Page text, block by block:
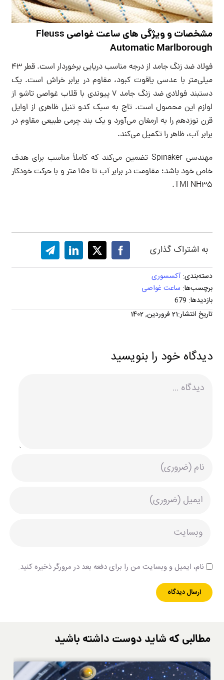
مشخصات و ویژگی های ساعت غواصی Fleuss
Automatic Marlborough
فولاد ضد زنگ جامد از درجه مناسب دریایی برخوردار است. قطر 43
میلی‌متر با عدسی یاقوت کبود، مقاوم در برابر خراش است. یک
دستبند فولادی ضد زنگ جامد 7 پیوندی با قلاب غواصی تاشو از
لوازم این محصول است. تاج به سبک کدو تنبل ظاهری از اوایل
قرن نوزدهم را به ارمغان می‌آورد و یک بند چرمی طبیعی مقاوم در
برابر آب، ظاهر را تکمیل می‌کند.
مهندسی Spinaker تضمین می‌کند که کاملاً مناسب برای هدف
خاص خود باشد؛ مقاومت در برابر آب تا 150 متر و با حرکت خودکار
TMI NH35.
به اشتراک گذاری
دسته‌بندی:آکسسوری
برچسب‌ها: ساعت غواصی
بازدیدها: 679
تاریخ انتشار:21 فروردین, 1402
دیدگاه خود را بنویسید
نام، ایمیل و وبسایت من را برای دفعه بعد در مرورگر ذخیره کنید.
مطالبی که شاید دوست داشته باشید